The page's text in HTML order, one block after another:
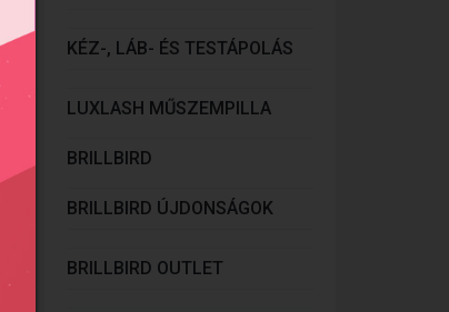
KÉZ-, LÁB- ÉS TESTÁPOLÁS
LUXLASH MŰSZEMPILLA
BRILLBIRD
BRILLBIRD ÚJDONSÁGOK
BRILLBIRD OUTLET